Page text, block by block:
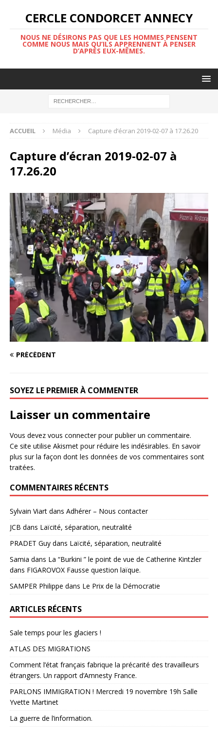
CERCLE CONDORCET ANNECY
NOUS NE DÉSIRONS PAS QUE LES HOMMES PENSENT
COMME NOUS MAIS QU’ILS APPRENNENT À PENSER
D’APRÈS EUX-MÊMES.
ACCUEIL Média Capture d’écran 2019-02-07 à 17.26.20
Capture d’écran 2019-02-07 à
17.26.20
PRÉCÉDENT
SOYEZ LE PREMIER À COMMENTER
Laisser un commentaire
Vous devez vous connecterpour publier un commentaire.
Ce site utilise Akismet pour réduire les indésirables. En savoir
plus sur la façon dont les données de vos commentaires sont
traitées.
COMMENTAIRES RÉCENTS
Sylvain Viart dans Adhérer – Nous contacter
JCB dans Laïcité, séparation, neutralité
PRADET Guy dans Laïcité, séparation, neutralité
Samia dans La “Burkini ” le point de vue de Catherine Kintzler
dans FIGAROVOX Fausse question laïque.
SAMPER Philippe dans Le Prix de la Démocratie
ARTICLES RÉCENTS
Sale temps pour les glaciers !
ATLAS DES MIGRATIONS
Comment l’état français fabrique la précarité des travailleurs
étrangers. Un rapport d’Amnesty France.
PARLONS IMMIGRATION ! Mercredi 19 novembre 19h Salle
Yvette Martinet
La guerre de l’information.